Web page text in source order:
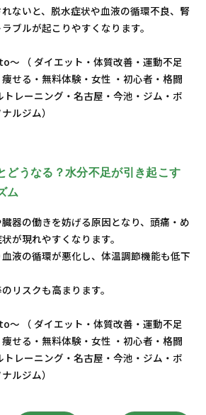
ないと、脱水症状や血液の循環不良、腎
ブルが起こりやすくなります。
～ （ ダイエット・体質改善・運動不足
せる・無料体験・女性 ・初心者・格闘
レーニング・名古屋・今池・ジム・ボ
ルジム）
どうなる？水分不足が引き起こす
ム
器の働きを妨げる原因となり、頭痛・め
が現れやすくなります。
液の循環が悪化し、体温調節機能も低下
リスクも高まります。
～ （ ダイエット・体質改善・運動不足
せる・無料体験・女性 ・初心者・格闘
レーニング・名古屋・今池・ジム・ボ
ルジム）